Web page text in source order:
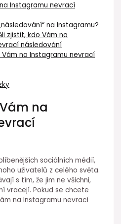
Instagramu nevrací
na Instagramu?
zjistit, kdo Vám na
následování
Vám na Instagramu nevrací
na
sociálních médií,
uživatelů z celého světa.
s tím, že jim ne všichni,
vracejí. Pokud se chcete
na Instagramu nevrací